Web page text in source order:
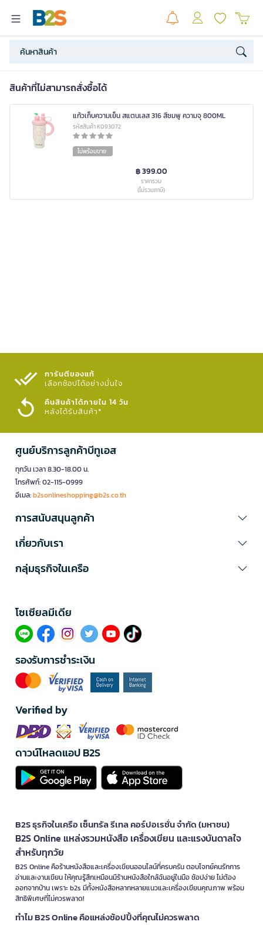
สินค้าที่ไม่สามารถสั่งซื้อได้
แก้วเก็บความเย็น สแตนเลส 316 สีชมพู ความจุ 800ML
รหัสสินค้า K093072
ไม่พร้อมขาย
฿ 399.00
ราคารวม
(ไม่รวมภาษี)
การันตีของแท้
เลือกช้อปได้อย่างมั่นใจ​
คืนสินค้าได้ภายใน 14 วัน
หลังได้รับสินค้า*
ศูนย์บริการลูกค้าบีทูเอส
ทุกวัน เวลา 8.30-18.00 น.
โทรศัพท์: 02-115-0999
อีเมล:b2sonlineshopping@b2s.co.th
การสนับสนุนลูกค้า
เกี่ยวกับเรา
กลุ่มธุรกิจในเครือ
โซเซียลมีเดีย​
รองรับการชำระเงิน
Verified by
ดาวน์โหลดแอป B2S
B2S ธุรกิจในเครือ เซ็นทรัล รีเทล คอร์ปอเรชั่น จำกัด (มหาชน)
B2S Online แหล่งรวมหนังสือ เครื่องเขียน และแรงบันดาลใจ
สำหรับทุกวัย
B2S Online คือร้านหนังสือและเครื่องเขียนออนไลน์ที่ครบครัน ตอบโจทย์คนรักการ
อ่านและงานเขียน ให้คุณรู้สึกเหมือนมีร้านหนังสือใกล้ฉันอยู่ในมือ ช้อปง่าย ไม่ต้อง
ออกจากบ้าน เพราะ b2s มีทั้งหนังสือหลากหลายแนวและเครื่องเขียนคุณภาพ พร้อม
สิทธิพิเศษที่ไม่ควรพลาด!
ทำไม B2S Online คือแหล่งช้อปปิ้งที่คุณไม่ควรพลาด